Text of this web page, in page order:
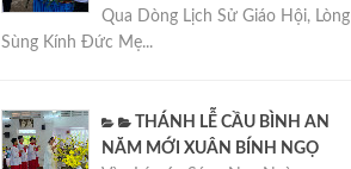
Qua Dòng Lịch Sử Giáo Hội, Lòng
Sùng Kính Đức Mẹ...
THÁNH LỄ CẦU BÌNH AN
NĂM MỚI XUÂN BÍNH NGỌ